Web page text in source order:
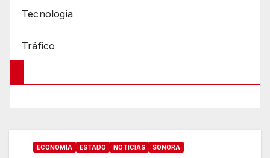
Tecnologia
Tráfico
ECONOMÍA ESTADO NOTICIAS SONORA